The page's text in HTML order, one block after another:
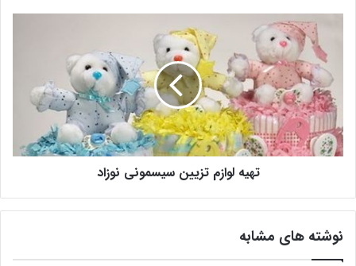
تهیه لوازم تزیین سیسمونی نوزاد
نوشته های مشابه